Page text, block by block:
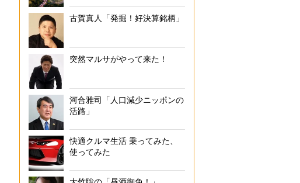
古賀真人「発掘！好決算銘柄」
突然マルサがやって来た！
河合雅司「人口減少ニッポンの
活路」
快適クルマ生活 乗ってみた、
使ってみた